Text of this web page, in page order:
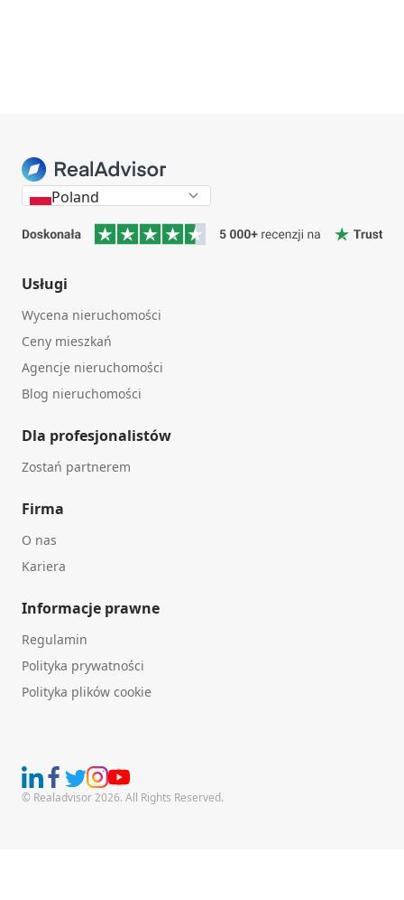
Poland
Usługi
Wycena nieruchomości
Ceny mieszkań
Agencje nieruchomości
Blog nieruchomości
Dla profesjonalistów
Zostań partnerem
Firma
O nas
Kariera
Informacje prawne
Regulamin
Polityka prywatności
Polityka plików cookie
© Realadvisor 2026. All Rights Reserved.